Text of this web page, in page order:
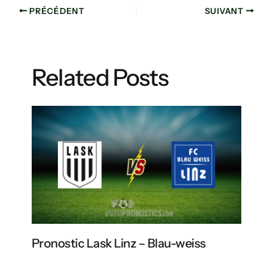
PRÉCÉDENT SUIVANT
Related Posts
Pronostic Lask Linz – Blau-weiss